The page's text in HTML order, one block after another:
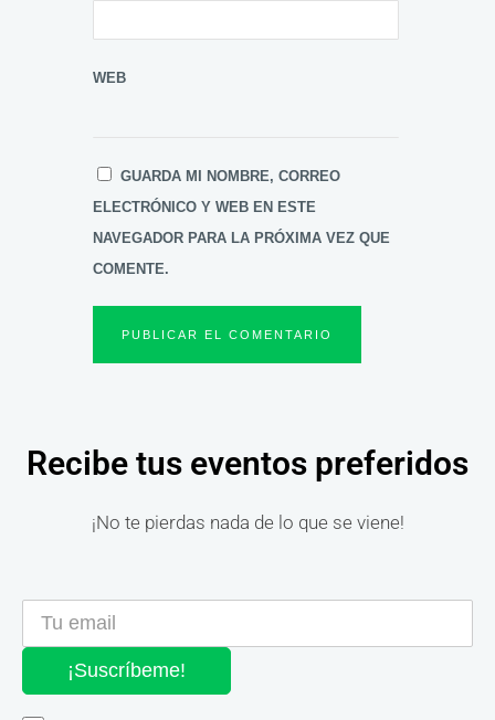
WEB
GUARDA MI NOMBRE, CORREO
ELECTRÓNICO Y WEB EN ESTE
NAVEGADOR PARA LA PRÓXIMA VEZ QUE
COMENTE.
Recibe tus eventos preferidos
¡No te pierdas nada de lo que se viene!
¡Suscríbeme!